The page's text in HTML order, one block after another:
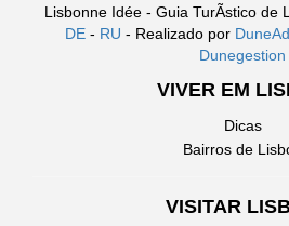
Lisbonne Idée - Guia TurÃ­stico de
DE - RU - Realizado por
Dunegestion
VIVER EM
Dicas
Bairros de
VISITAR